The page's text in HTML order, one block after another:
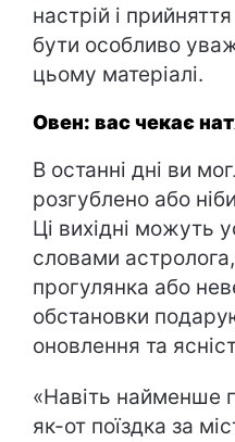
настрій і
бути особливо
цьому матеріалі.
Овен: вас чекає
В останні дні ви
розгублено або
Ці вихідні можуть
словами
прогулянка або
обстановки
оновлення та
«Навіть найменше
як-от поїздка за